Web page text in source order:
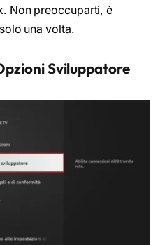
Non preoccuparti, è
una volta.
Sviluppatore